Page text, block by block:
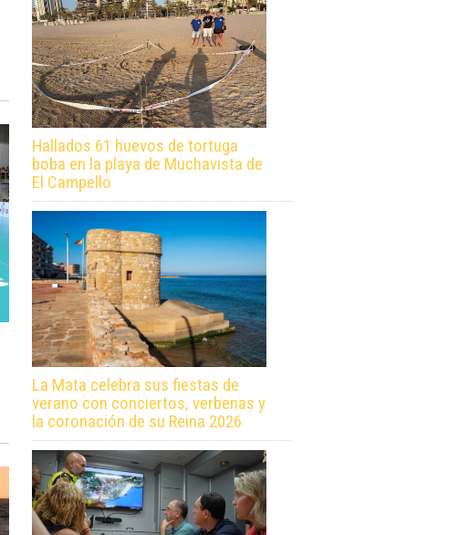
Hallados 61 huevos de tortuga
boba en la playa de Muchavista de
El Campello
La Mata celebra sus fiestas de
verano con conciertos, verbenas y
la coronación de su Reina 2026